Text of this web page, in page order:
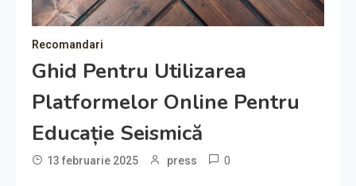
Recomandari
Ghid Pentru Utilizarea
Platformelor Online Pentru
Educație Seismică
13 februarie 2025 press 0